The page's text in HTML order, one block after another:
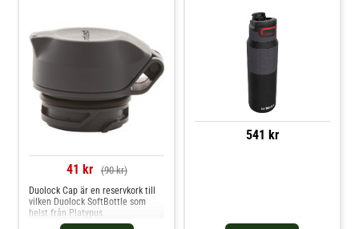
41 kr (90 kr)
Duolock Cap är en reservkork till
vilken Duolock SoftBottle som
helst från Platypus.
541 kr